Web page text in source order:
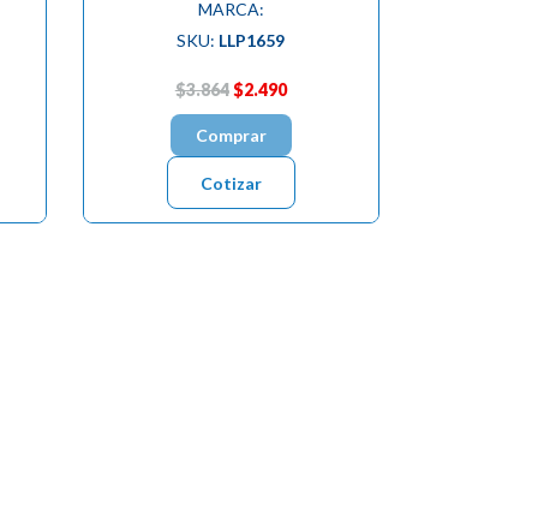
MARCA:
SKU: LLP1659
$3.864$2.490
Comprar
Cotizar